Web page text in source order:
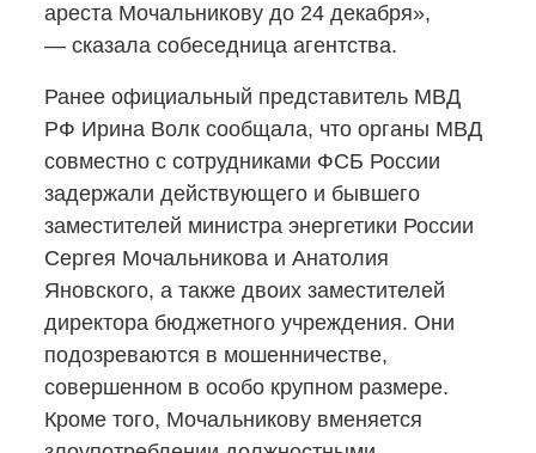
ареста Мочальникову до 24 декабря»,
— сказала собеседница агентства.
Ранее официальный представитель МВД
РФ Ирина Волк сообщала, что органы МВД
совместно с сотрудниками ФСБ России
задержали действующего и бывшего
заместителей министра энергетики России
Сергея Мочальникова и Анатолия
Яновского, а также двоих заместителей
директора бюджетного учреждения. Они
подозреваются в мошенничестве,
совершенном в особо крупном размере.
Кроме того, Мочальникову вменяется